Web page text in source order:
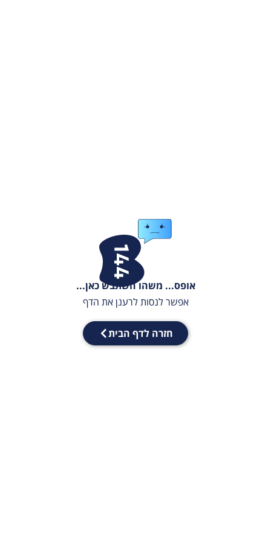
אופס... משהו השתבש כאן...
אפשר לנסות לרענן את הדף
חזרה לדף הבית